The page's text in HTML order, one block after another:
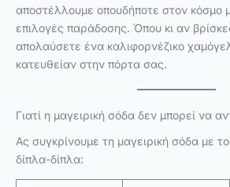
αποστέλλουμε οπουδήποτε στον κόσμο
επιλογές παράδοσης. Όπου κι αν
απολαύσετε ένα καλιφορνέζικο
κατευθείαν στην πόρτα σας.
Γιατί η μαγειρική σόδα δεν μπορεί να
Ας συγκρίνουμε τη μαγειρική σόδα με
δίπλα-δίπλα: